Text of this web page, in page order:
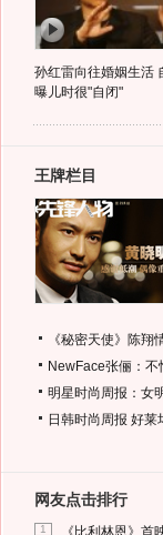
孙红雷向往婚姻生活
曝儿时很"自闭"
王牌栏目
《秘密天使》陈翔
NewFace张俪：不
明星时尚周报：女
日韩时尚周报 好莱
网友点击排行
1 《比利林恩》